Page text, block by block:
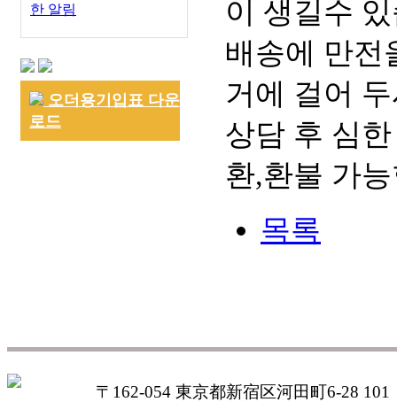
한 알림
오더용기입표 다운
로드
이 생길수
배송에 만전
거에 걸어
상담 후 심
환,환불 가
목록
〒162-054 東京都新宿区河田町6-28 101